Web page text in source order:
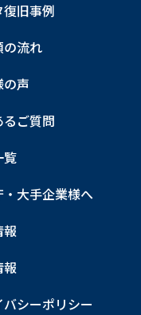
復旧事例
の流れ
の声
るご質問
覧
・大手企業様へ
報
報
バシーポリシー